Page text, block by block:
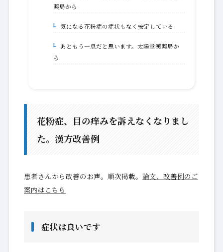
薬局から
1-8.気になる花粉症の症状もなく安定している
1-8-1.
あともう一息だと思います。太陽堂漢薬局か
ら
花粉症、目の痒みを訴えなくなりまし
た。漢方改善例
患者さんから改善のお声。順次掲載。 論文、改善例のご
案内はこちら
症状は良いです